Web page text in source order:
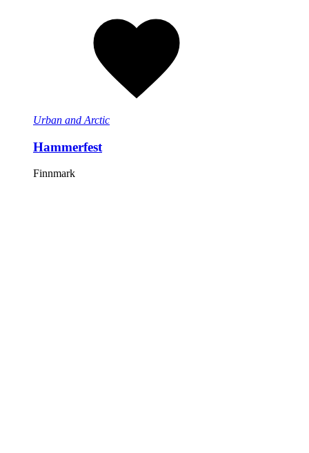
Urban and Arctic
Hammerfest
Finnmark